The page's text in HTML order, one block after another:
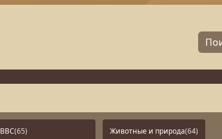
BBC(65) Животные и природа(64)